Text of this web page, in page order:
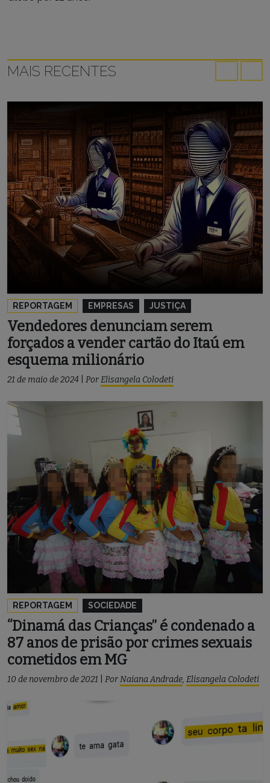
MAIS RECENTES
REPORTAGEM EMPRESAS JUSTIÇA
Vendedores denunciam serem
forçados a vender cartão do Itaú em
esquema milionário
21 de maio de 2024 PorElisangela Colodeti
REPORTAGEM SOCIEDADE
“Dinamá das Crianças” é condenado a
87 anos de prisão por crimes sexuais
cometidos em MG
10 de novembro de 2021 PorNaiana Andrade, Elisangela Colodeti